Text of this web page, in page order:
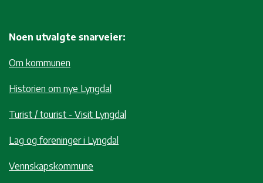
Noen utvalgte snarveier:
Om kommunen
Historien om nye Lyngdal
Turist / tourist - Visit Lyngdal
Lag og foreninger i Lyngdal
Vennskapskommune